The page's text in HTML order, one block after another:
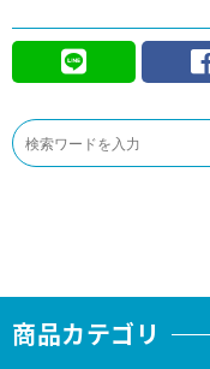
商品カテゴリ